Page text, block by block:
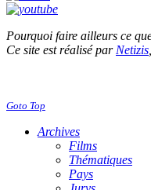
Pourquoi faire ailleurs ce
Ce site est réalisé par Netizis
Goto Top
Archives
Films
Thématiques
Pays